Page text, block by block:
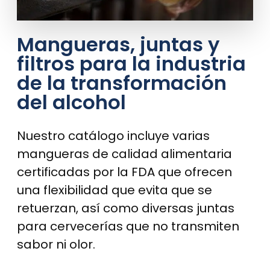
Mangueras, juntas y
filtros para la industria
de la transformación
del alcohol
Nuestro catálogo incluye varias
mangueras de calidad alimentaria
certificadas por la FDA que ofrecen
una flexibilidad que evita que se
retuerzan, así como diversas juntas
para cervecerías que no transmiten
sabor ni olor.